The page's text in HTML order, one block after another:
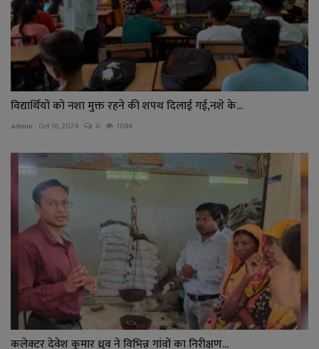
विद्यार्थियों को नशा मुक्त रहने की शपथ दिलाई गई,नशे के...
admin Oct 16, 2024 0 1094
कलेक्टर देवेश कुमार ध्रुव ने विभिन्न गांवों का निरीक्षण...